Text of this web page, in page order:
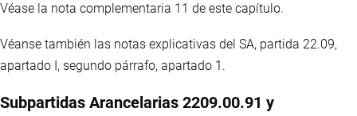
Véase la nota complementaria 11 de este capítulo.
Véanse también las notas explicativas del SA, partida 22.09,
apartado I, segundo párrafo, apartado 1.
Subpartidas Arancelarias 2209.00.91 y